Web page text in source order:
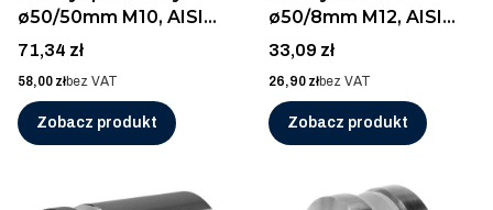
ø50/50mm M10, AISI
316, SZLIF
Cena
71,34 zł
Cena
58,00 złbez VAT
Zobacz produkt
ø50/8mm M12, AISI
304, SZLIF
Cena
33,09 zł
Cena
26,90 złbez VAT
Zobacz produkt